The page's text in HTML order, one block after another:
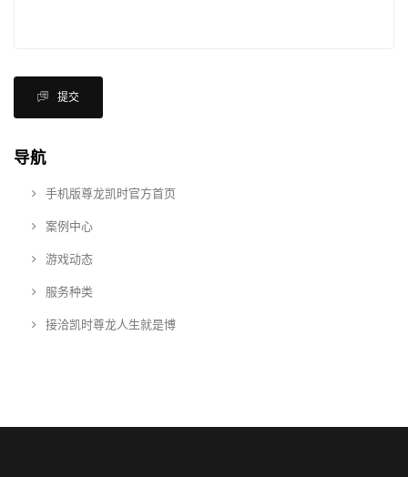
提交
导航
手机版尊龙凯时官方首页
案例中心
游戏动态
服务种类
接洽凯时尊龙人生就是博